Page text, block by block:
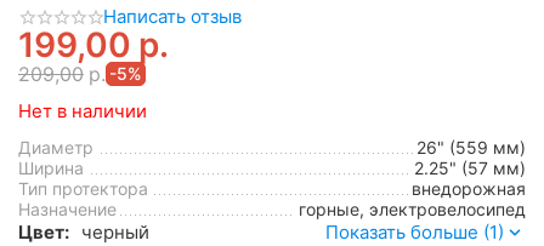
Написать отзыв
199,00 р.
209,00 р. -5%
Нет в наличии
Диаметр
26" (559 мм)
Ширина
2.25" (57 мм)
Тип протектора
внедорожная
Назначение
горные, электровелосипед
Цвет: черный Показать больше (1)